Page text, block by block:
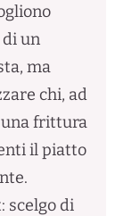
un
ma
chi, ad
una frittura
il piatto
scelgo di